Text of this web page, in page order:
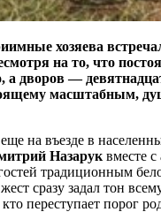
хозяева
на то, что
а дворов —
масштабным,
на въезде в
Назарук вместе
традиционным
сразу задал тон
переступает порог